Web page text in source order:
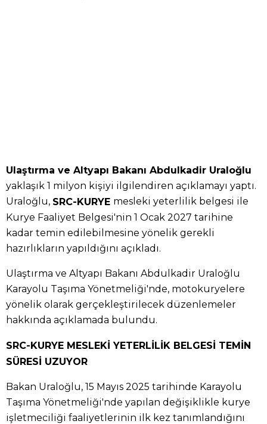
Ulaştırma ve Altyapı Bakanı Abdulkadir Uraloğlu
yaklaşık 1 milyon kişiyi ilgilendiren açıklamayı yaptı.
Uraloğlu, SRC-KURYE mesleki yeterlilik belgesi ile
Kurye Faaliyet Belgesi'nin 1 Ocak 2027 tarihine
kadar temin edilebilmesine yönelik gerekli
hazırlıkların yapıldığını açıkladı.
Ulaştırma ve Altyapı Bakanı Abdulkadir Uraloğlu
Karayolu Taşıma Yönetmeliği'nde, motokuryelere
yönelik olarak gerçekleştirilecek düzenlemeler
hakkında açıklamada bulundu.
SRC-KURYE MESLEKİ YETERLİLİK BELGESİ TEMİN
SÜRESİ UZUYOR
Bakan Uraloğlu, 15 Mayıs 2025 tarihinde Karayolu
Taşıma Yönetmeliği'nde yapılan değişiklikle kurye
işletmeciliği faaliyetlerinin ilk kez tanımlandığını